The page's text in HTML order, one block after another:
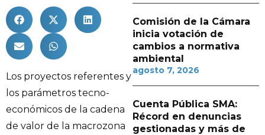
Los proyectos referentes y
los parámetros tecno-
económicos de la cadena
de valor de la macrozona
Comisión de la Cámara
inicia votación de
cambios a normativa
ambiental
agosto 7, 2026
Cuenta Pública SMA:
Récord en denuncias
gestionadas y más de